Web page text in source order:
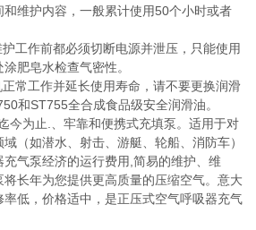
维护内容，一般累计使用50个小时或者
工作前都必须切断电源并泄压，只能使用
肥皂水检查气密性。
常工作并延长使用寿命，请不要更换润滑
和ST755全合成食品级安全润滑油。
今为止.、牢靠和便携式充填泵。适用于对
（如潜水、射击、游艇、轮船、消防车）
气泵经济的运行费用,简易的维护、维
长年为您提供更高质量的压缩空气。意大
低，价格适中，是正压式空气呼吸器充气